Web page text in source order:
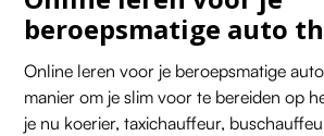
beroepsmatige auto
Online leren voor je beroepsmatige
manier om je slim voor te bereiden op
je nu koerier, taxichauffeur,